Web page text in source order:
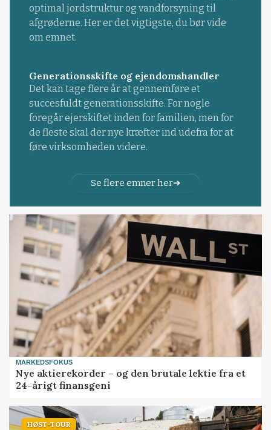
optimal jordstruktur og vandforsyning til
afgrøderne. Her er det vigtigste, du bør vide
om emnet.
Generationsskifte og ejendomshandler
Det kan tage flere år at gennemføre et
succesfuldt generationsskifte. For nogle
foregår ejerskiftet inden for familien, men for
de fleste skal der nye kræfter ind udefra for at
føre virksomheden videre.
Se flere emner her
MARKEDSFOKUS
Nye aktierekorder – og den brutale lektie fra et
24-årigt finansgeni
HØST-TOUR